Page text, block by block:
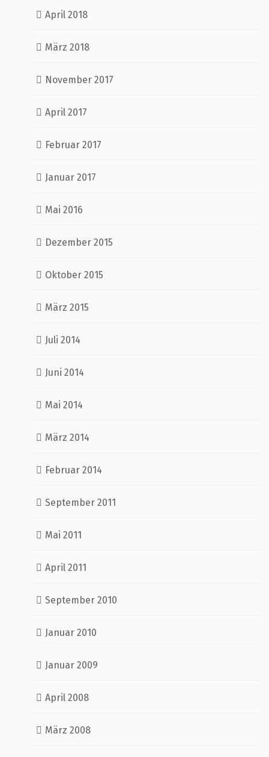
April 2018
März 2018
November 2017
April 2017
Februar 2017
Januar 2017
Mai 2016
Dezember 2015
Oktober 2015
März 2015
Juli 2014
Juni 2014
Mai 2014
März 2014
Februar 2014
September 2011
Mai 2011
April 2011
September 2010
Januar 2010
Januar 2009
April 2008
März 2008